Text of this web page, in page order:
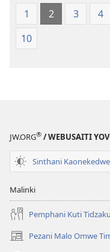
1 2 3 4
10
JW.ORG® / WEBUSAITI
Sinthani Kaonekedwe
Malinki
Pemphani Kuti
Pezani Malo Omwe
(imatsegula